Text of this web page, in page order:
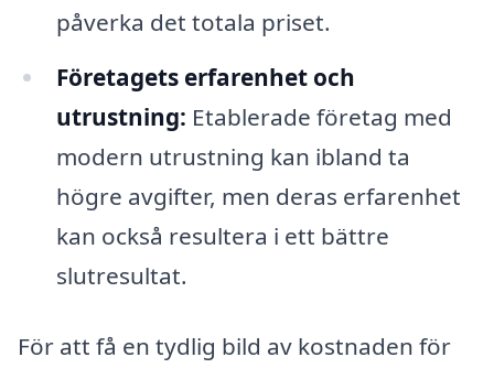
påverka det totala priset.
Företagets erfarenhet och
utrustning: Etablerade företag med
modern utrustning kan ibland ta
högre avgifter, men deras erfarenhet
kan också resultera i ett bättre
slutresultat.
För att få en tydlig bild av kostnaden för